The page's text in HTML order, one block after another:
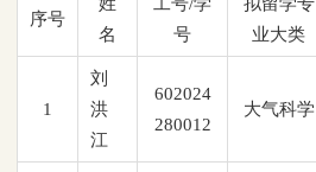
序号
名
号
业大类
1
刘
洪
江
602024
280012
大气科学